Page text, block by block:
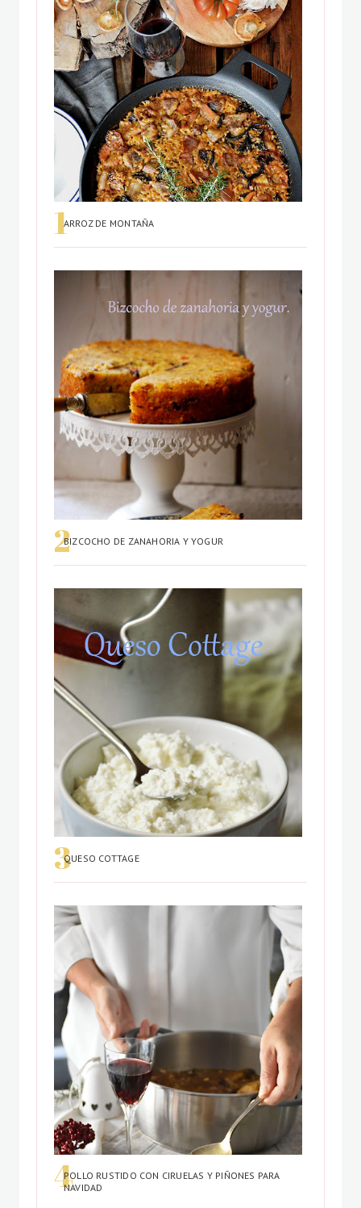
ARROZ DE MONTAÑA
BIZCOCHO DE ZANAHORIA Y YOGUR
QUESO COTTAGE
POLLO RUSTIDO CON CIRUELAS Y PIÑONES PARA
NAVIDAD